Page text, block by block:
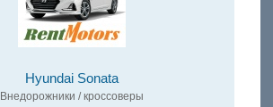
Hyundai Sonata
Внедорожники / кроссоверы